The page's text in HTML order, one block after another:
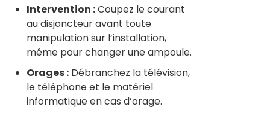
Intervention :Coupez le courant
au disjoncteur avant toute
manipulation sur l’installation,
même pour changer une ampoule.
Orages : Débranchez la télévision,
le téléphone et le matériel
informatique en cas d’orage.